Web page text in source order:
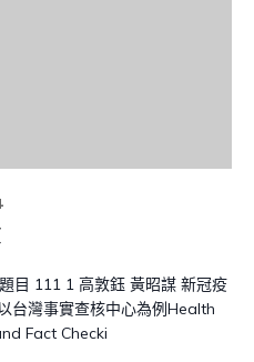
目 111 1 高敦鈺 黃昭謀 新冠疫
台灣事實查核中心為例Health
Fact Checki